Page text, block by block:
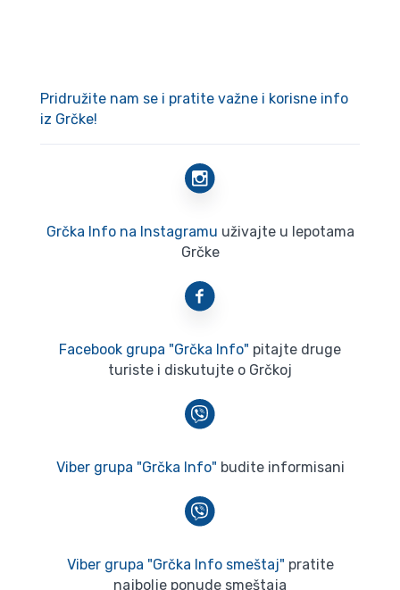
Pridružite nam se i pratite važne i korisne info
iz Grčke!
Grčka Info na Instagramu uživajte u lepotama
Grčke
Facebook grupa "Grčka Info" pitajte druge
turiste i diskutujte o Grčkoj
Viber grupa "Grčka Info" budite informisani
Viber grupa "Grčka Info smeštaj" pratite
najbolje ponude smeštaja